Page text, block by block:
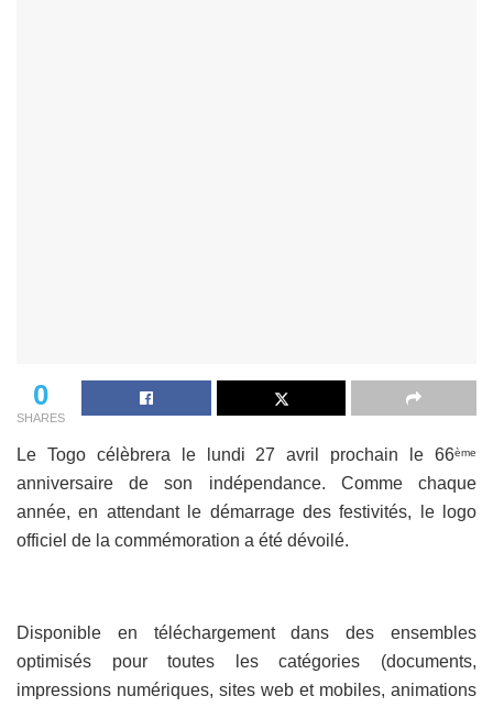
0
SHARES
Le Togo célèbrera le lundi 27 avril prochain le 66ème
anniversaire de son indépendance. Comme chaque
année, en attendant le démarrage des festivités, le logo
officiel de la commémoration a été dévoilé.
Disponible en téléchargement dans des ensembles
optimisés pour toutes les catégories (documents,
impressions numériques, sites web et mobiles, animations